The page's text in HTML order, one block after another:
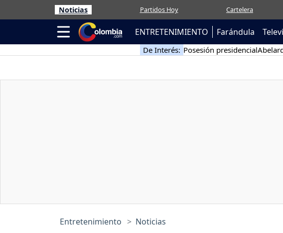
Noticias Partidos Hoy Cartelera
ENTRETENIMIENTO Farándula
De Interés: Posesión presidencial
Entretenimiento Noticias